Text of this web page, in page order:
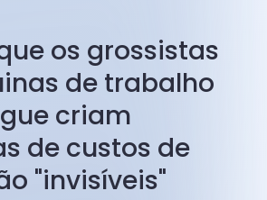
os grossistas
de trabalho
criam
de custos de
"invisíveis"